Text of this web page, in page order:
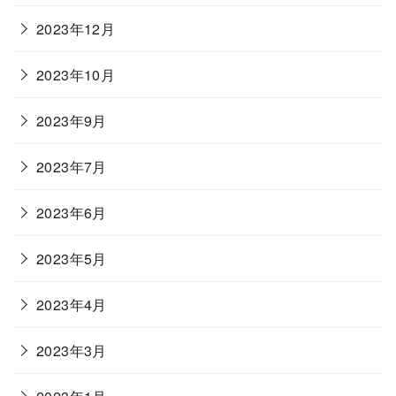
2023年12月
2023年10月
2023年9月
2023年7月
2023年6月
2023年5月
2023年4月
2023年3月